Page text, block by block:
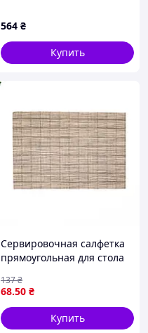
564 ₴
Купить
Сервировочная салфетка
прямоугольная для стола
защиты от царапин и
пятен
68.50 ₴
137₴
Купить